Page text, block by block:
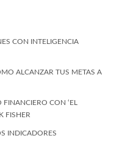
CON INTELIGENCIA
ALCANZAR TUS METAS A
CON ‘EL
FISHER
INDICADORES